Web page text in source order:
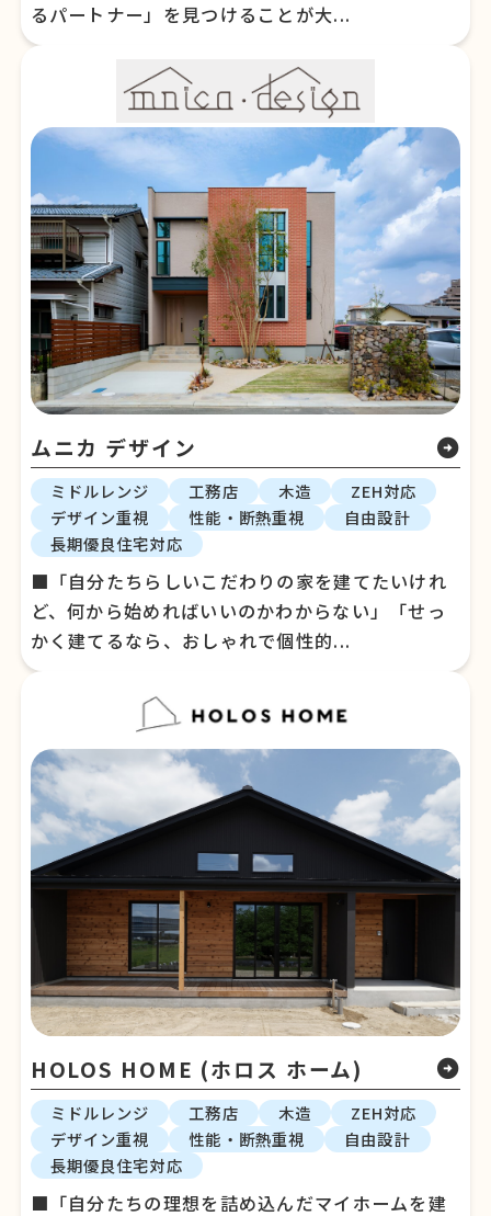
るパートナー」を見つけることが大...
ムニカ デザイン arrow_circle_right
ミドルレンジ 工務店 木造
ZEH対応
デザイン重視
性能・断熱重視
自由設計
長期優良住宅対応
■「自分たちらしいこだわりの家を建てたいけれ
ど、何から始めればいいのかわからない」「せっ
かく建てるなら、おしゃれで個性的...
HOLOS HOME (ホロス ホーム) arrow_circle_right
ミドルレンジ 工務店 木造
ZEH対応
デザイン重視
性能・断熱重視
自由設計
長期優良住宅対応
■「自分たちの理想を詰め込んだマイホームを建